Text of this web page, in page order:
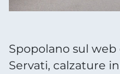
Spopolano sul
Servati, calzature